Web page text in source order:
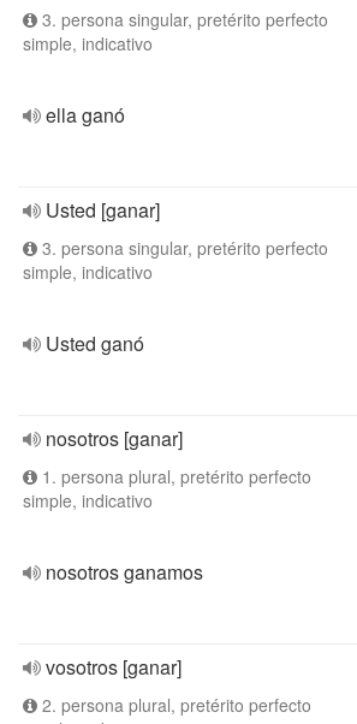
3. persona singular, pretérito perfecto
simple, indicativo
ella ganó
Usted [ganar]
3. persona singular, pretérito perfecto
simple, indicativo
Usted ganó
nosotros [ganar]
1. persona plural, pretérito perfecto
simple, indicativo
nosotros ganamos
vosotros [ganar]
2. persona plural, pretérito perfecto